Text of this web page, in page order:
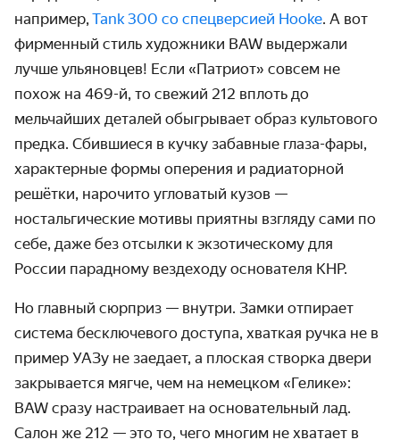
например, Tank 300 со спецверсией Hooke. А вот
фирменный стиль художники BAW выдержали
лучше ульяновцев! Если «Патриот» совсем не
похож на 469-й, то свежий 212 вплоть до
мельчайших деталей обыгрывает образ культового
предка. Сбившиеся в кучку забавные глаза-фары,
характерные формы оперения и радиаторной
решётки, нарочито угловатый кузов —
ностальгические мотивы приятны взгляду сами по
себе, даже без отсылки к экзотическому для
России парадному вездеходу основателя КНР.
Но главный сюрприз — внутри. Замки отпирает
система бесключевого доступа, хваткая ручка не в
пример УАЗу не заедает, а плоская створка двери
закрывается мягче, чем на немецком «Гелике»:
BAW сразу настраивает на основательный лад.
Салон же 212 — это то, чего многим не хватает в